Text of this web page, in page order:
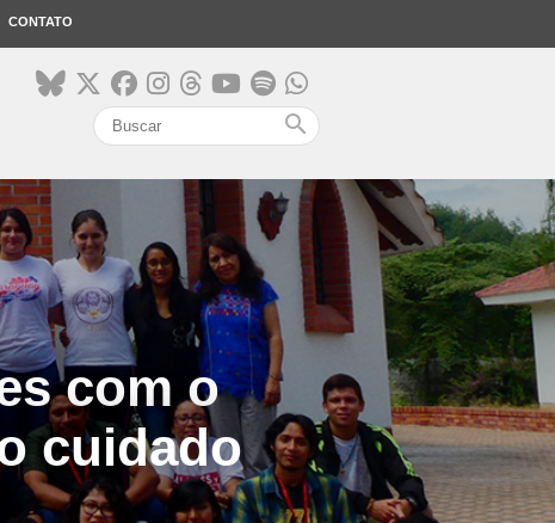
CONTATO
search
com o
cuidado